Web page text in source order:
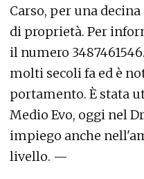
Carso, per una
di proprietà. Per
il numero
molti secoli fa ed è
portamento. È stata
Medio Evo, oggi nel
impiego anche
livello. —